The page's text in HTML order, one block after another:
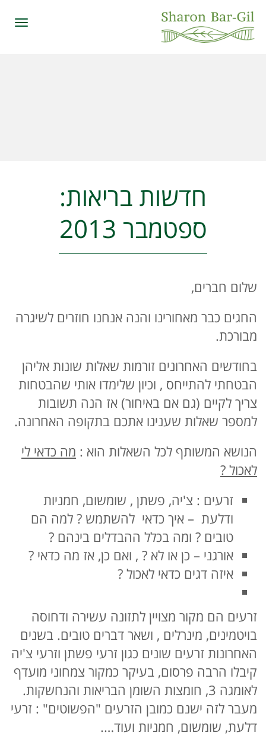
חדשות בריאות:
ספטמבר 2013
שלום חברים,
החגים כבר מאחורינו והנה אנחנו חוזרים לשיגרה
מבורכת.
בחודשים האחרונים זורמות שאלות שונות אליהן
הבטחתי להתייחס , וכיון שלימדו אותי שהבטחות
צריך לקיים (גם אם באיחור) אז הנה תשובות
למספר שאלות שענינו אתכם בתקופה האחרונה.
הנושא המשותף לכל השאלות הוא : מה כדאי לי
לאכול ?
זרעים : צ'יה, פשתן , שומשום, חמניות
ודלעת – איך כדאי להשתמש ? למה הם
טובים ? ומה בכלל ההבדלים בינהם ?
אורגני – כן או לא ? , ואם כן, אז מה כדאי ?
איזה דגים כדאי לאכול ?
זרעים הם מקור מצויין לתזונה עשירה ודחוסה
בויטמינים, מינרלים , ושאר דברים טובים. בשנים
האחרונות זרעים שונים כגון זרעי פשתן וזרעי צ'יה
קיבלו הרבה פרסום, בעיקר כמקור צמחוני מועדף
לאומגה 3, חומצות השומן הבריאות והנחשקות.
מעבר לזה ישנם כמובן הזרעים "הפשוטים" : זרעי
דלעת, שומשום, חמניות ועוד….